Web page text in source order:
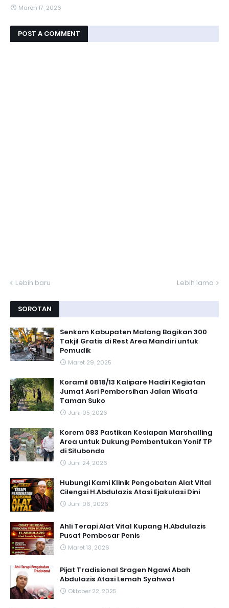
March 17, 2026
POST A COMMENT
Lebih baru Lebih lama
SOROTAN
Senkom Kabupaten Malang Bagikan 300
Takjil Gratis di Rest Area Mandiri untuk
Pemudik
Maret 29, 2025
Koramil 0818/13 Kalipare Hadiri Kegiatan
Jumat Asri Pembersihan Jalan Wisata
Taman Suko
Juni 05, 2026
Korem 083 Pastikan Kesiapan Marshalling
Area untuk Dukung Pembentukan Yonif TP
di Situbondo
Juni 24, 2026
Hubungi Kami Klinik Pengobatan Alat Vital
Cilengsi H.Abdulazis Atasi Ejakulasi Dini
Juni 06, 2026
Ahli Terapi Alat Vital Kupang H.Abdulazis
Pusat Pembesar Penis
Maret 13, 2026
Pijat Tradisional Sragen Ngawi Abah
Abdulazis Atasi Lemah Syahwat
Oktober 22, 2025